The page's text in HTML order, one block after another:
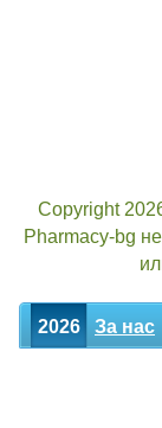
Copyright
Pharmacy-bg
2026 За нас